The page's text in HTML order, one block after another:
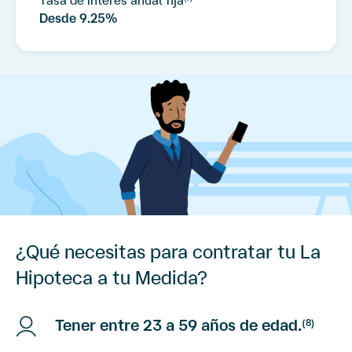
Desde 9.25%
¿Qué necesitas para contratar tu La
Hipoteca a tu Medida?
Tener entre 23 a 59 años de edad.(8)